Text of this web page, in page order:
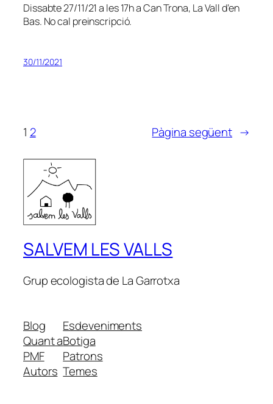
Dissabte 27/11/21 a les 17h a Can Trona, La Vall d’en
Bas. No cal preinscripció.
30/11/2021
1 2 Pàgina següent →
SALVEM LES VALLS
Grup ecologista de La Garrotxa
Blog
Quant a
PMF
Autors
Esdeveniments
Botiga
Patrons
Temes